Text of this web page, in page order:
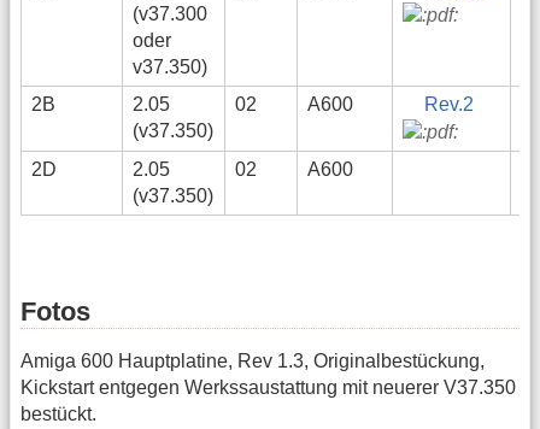
(v37.300
oder
v37.350)
2B
2.05
(v37.350)
02 A600 Rev.2
2D
2.05
(v37.350)
02 A600
Fotos
Amiga 600 Hauptplatine, Rev 1.3, Originalbestückung,
Kickstart entgegen Werkssaustattung mit neuerer V37.350
bestückt.